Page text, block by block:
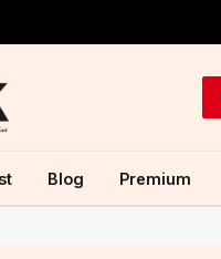
Blog Premium